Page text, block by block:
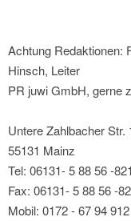
Achtung Redaktionen:
Hinsch, Leiter
PR juwi GmbH, gerne
Untere Zahlbacher Str.
55131 Mainz
Tel: 06131- 5 88 56 -
Fax: 06131- 5 88 56 -
Mobil: 0172 - 67 94 912